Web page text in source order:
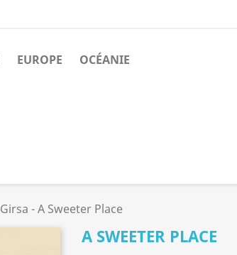
EUROPE OCÉANIE
Girsa - A Sweeter Place
A SWEETER PLACE